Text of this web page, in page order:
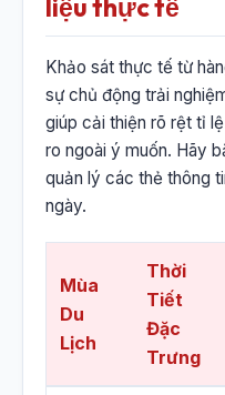
liệu thực tế
Khảo sát thực tế từ
sự chủ động trải
giúp cải thiện rõ rệt tỉ
ro ngoài ý muốn. Hãy
quản lý các thẻ thông
ngày.
Mùa
Du
Lịch
Thời
Tiết
Đặc
Trưng